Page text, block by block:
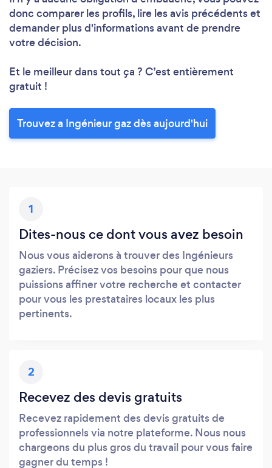
donc comparer les profils, lire les avis précédents et
demander plus d'informations avant de prendre
votre décision.
Et le meilleur dans tout ça ? C’est entièrement
gratuit !
Trouvez a Ingénieur gaz dès aujourd'hui
1
Dites-nous ce dont vous avez besoin
Nous vous aiderons à trouver des Ingénieurs
gaziers. Précisez vos besoins pour que nous
puissions affiner votre recherche et contacter
pour vous les prestataires locaux les plus
pertinents.
2
Recevez des devis gratuits
Recevez rapidement des devis gratuits de
professionnels via notre plateforme. Nous nous
chargeons du plus gros du travail pour vous faire
gagner du temps !